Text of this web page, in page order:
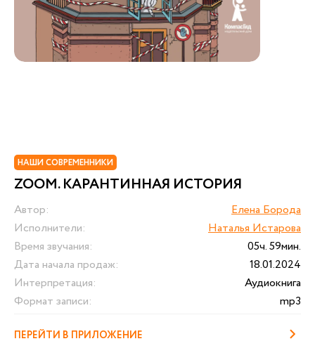
НАШИ СОВРЕМЕННИКИ
ZOOM. КАРАНТИННАЯ ИСТОРИЯ
Автор:
Елена Борода
Исполнители:
Наталья Истарова
Время звучания:
05ч. 59мин.
Дата начала продаж:
18.01.2024
Интерпретация:
Аудиокнига
Формат записи:
mp3
ПЕРЕЙТИ В ПРИЛОЖЕНИЕ